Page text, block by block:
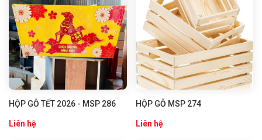
HỘP GỖ TẾT 2026 - MSP 286
Liên hệ
HỘP GỖ MSP 274
Liên hệ